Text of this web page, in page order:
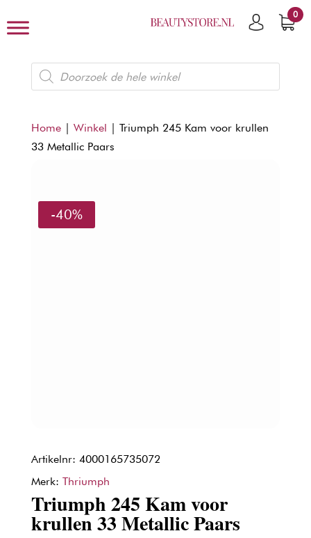
0
Producten
zoeken
Home| Winkel | Triumph 245 Kam voor krullen
33 Metallic Paars
-40%
Artikelnr: 4000165735072
Merk: Thriumph
Triumph 245 Kam voor
krullen 33 Metallic Paars